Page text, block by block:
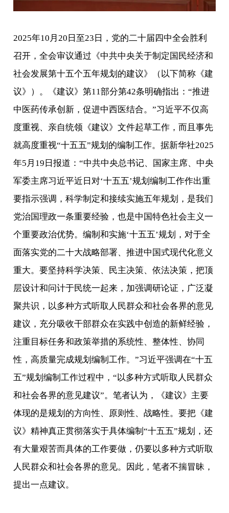
2025年10月20日至23日，党的二十届四中全会胜利
召开，全会审议通过《中共中央关于制定国民经济和
社会发展第十五个五年规划的建议》（以下简称《建
议》）。《建议》第11部分第42条明确指出：“推进
中医药传承创新，促进中西医结合。”习近平不仅高
度重视、亲自统领《建议》文件起草工作，而且事先
就高度重视“十五五”规划的编制工作。据新华社2025
年5月19日报道：“中共中央总书记、国家主席、中央
军委主席习近平近日对‘十五五’规划编制工作作出重
要指示强调，科学制定和接续实施五年规划，是我们
党治国理政一条重要经验，也是中国特色社会主义一
个重要政治优势。编制和实施‘十五五’规划，对于全
面落实党的二十大战略部署、推进中国式现代化意义
重大。要坚持科学决策、民主决策、依法决策，把顶
层设计和问计于民统一起来，加强调研论证，广泛凝
聚共识，以多种方式听取人民群众和社会各界的意见
建议，充分吸收干部群众在实践中创造的新鲜经验，
注重目标任务和政策举措的系统性、整体性、协同
性，高质量完成规划编制工作。”习近平强调在“十五
五”规划编制工作过程中，“以多种方式听取人民群众
和社会各界的意见建议”。笔者认为，《建议》主要
体现的是规划的方向性、原则性、战略性。要把《建
议》精神真正贯彻落实于具体编制“十五五”规划，还
有大量艰苦而具体的工作要做，仍要以多种方式听取
人民群众和社会各界的意见。因此，笔者不揣冒昧，
提出一点建议。